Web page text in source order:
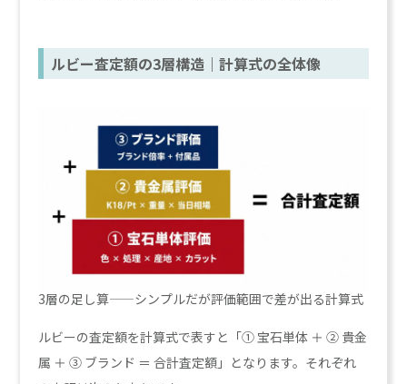
ルビー査定額の3層構造｜計算式の全体像
3層の足し算——シンプルだが評価範囲で差が出る計算式
ルビーの査定額を計算式で表すと「① 宝石単体 ＋ ② 貴金
属 ＋ ③ ブランド ＝ 合計査定額」となります。それぞれ